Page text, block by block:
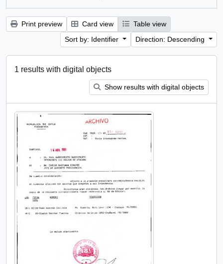
Print preview Card view
Table view
Sort by: Identifier
Direction: Descending
1 results with digital objects
Show results with digital objects